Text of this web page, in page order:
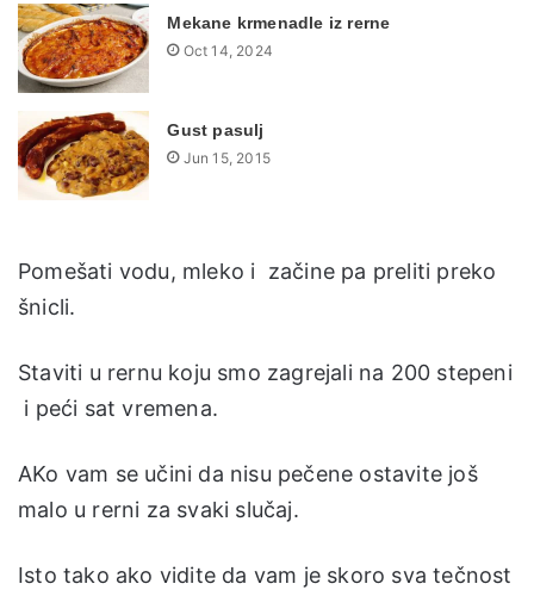
Mekane krmenadle iz rerne
Oct 14, 2024
Gust pasulj
Jun 15, 2015
Pomešati vodu, mleko i začine pa preliti preko
šnicli.
Staviti u rernu koju smo zagrejali na 200 stepeni
i peći sat vremena.
AKo vam se učini da nisu pečene ostavite još
malo u rerni za svaki slučaj.
Isto tako ako vidite da vam je skoro sva tečnost